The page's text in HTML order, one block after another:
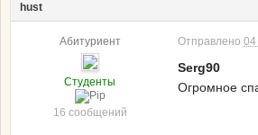
hust
Абитуриент
Студенты
16 сообщений
Отправлено 04
Serg90
Огромное